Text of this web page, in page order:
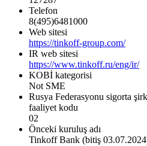
Telefon
8(495)6481000
Web sitesi
https://tinkoff-group.com/
IR web sitesi
https://www.tinkoff.ru/eng/ir/
KOBİ kategorisi
Not SME
Rusya Federasyonu sigorta
faaliyet kodu
02
Önceki kuruluş adı
Tinkoff Bank (bitiş